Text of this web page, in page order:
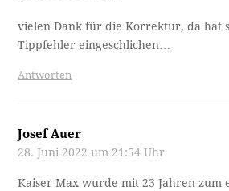
vielen Dank für die Korrektur, da hat
Tippfehler eingeschlichen…
Antworten
Josef Auer
28. Juni 2022 um 21:54 Uhr
Kaiser Max wurde mit 23 Jahren zum